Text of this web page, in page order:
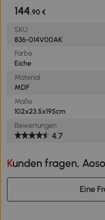
144,90 €
SKU
836-014V00AK
Farbe
Eiche
Material
MDF
Maße
102x23.5x195cm
Bewertungen
4.7
Kunden fragen,
Eine